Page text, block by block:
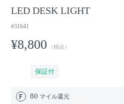
LED DESK LIGHT
#31641
¥8,800 （税込）
保証付
80 マイル還元